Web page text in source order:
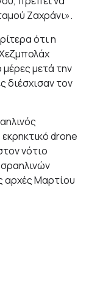
Ζαχράνι».
ότι η
μέρες μετά την
διέσχισαν τον
drone
νότιο
Μαρτίου